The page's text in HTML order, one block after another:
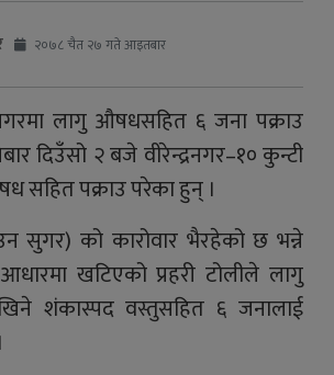
२०७८ चैत २७ गते आइतबार
लागु औषधसहित ६ जना पक्राउ
दिउँसो २ बजे वीरेन्द्रनगर–१० कुन्टी
सहित पक्राउ परेका हुन् ।
सुगर) को कारोवार भैरहेको छ भन्ने
खटिएको प्रहरी टोलीले लागु
शंकास्पद वस्तुसहित ६ जनालाई